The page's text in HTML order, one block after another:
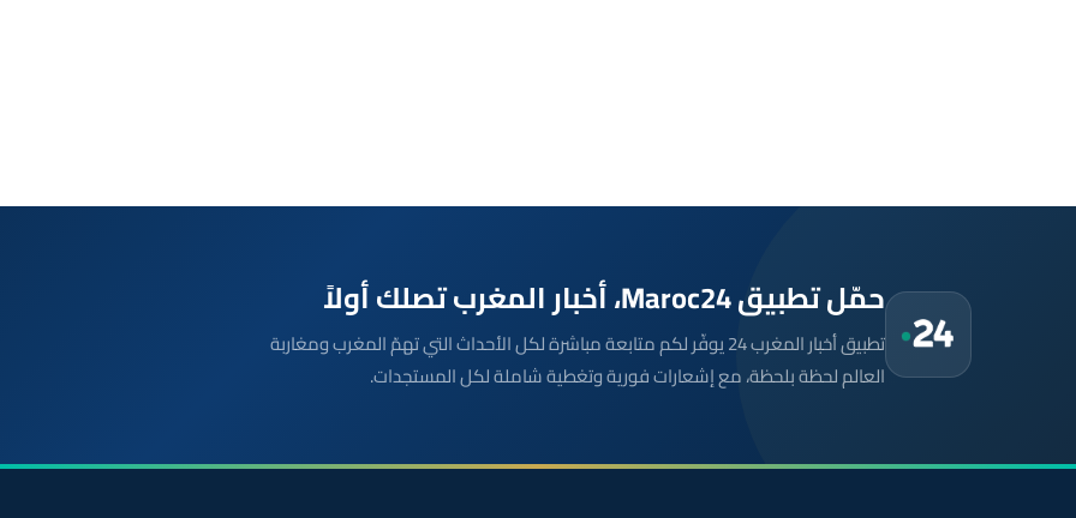
حمّل تطبيق Maroc24، أخبار المغرب تصلك أولاً
تطبيق أخبار المغرب 24 يوفّر لكم متابعة مباشرة لكل الأحداث التي تهمّ المغرب ومغاربة
العالم لحظة بلحظة، مع إشعارات فورية وتغطية شاملة لكل المستجدات.